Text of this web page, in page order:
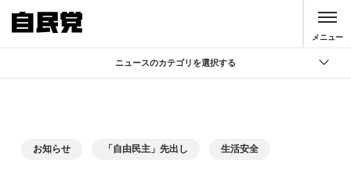
メニュー
ニュースのカテゴリを選択する
記者会見
お知らせ 「自由民主」先出し 生活安全